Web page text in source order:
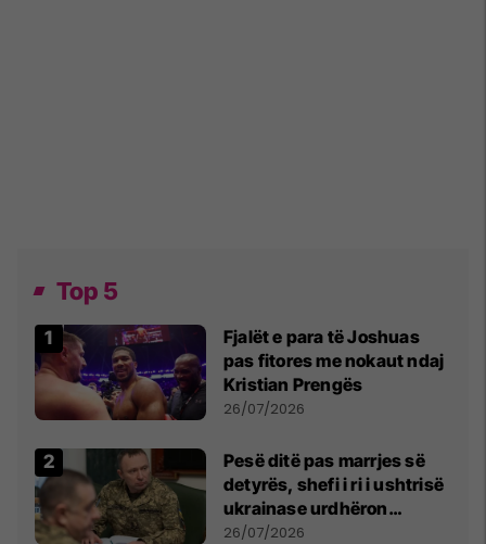
Top 5
Fjalët e para të Joshuas
pas fitores me nokaut ndaj
Kristian Prengës
26/07/2026
Pesë ditë pas marrjes së
detyrës, shefi i ri i ushtrisë
ukrainase urdhëron
kontroll të madh
26/07/2026